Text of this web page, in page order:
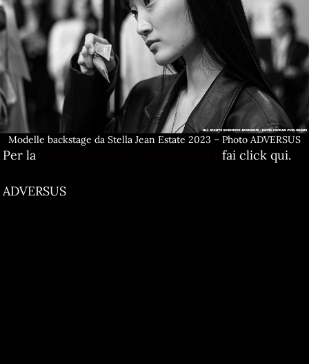
Modelle backstage da Stella Jean Estate 2023 – Photo ADVERSUS
Per la fai click qui.
ADVERSUS